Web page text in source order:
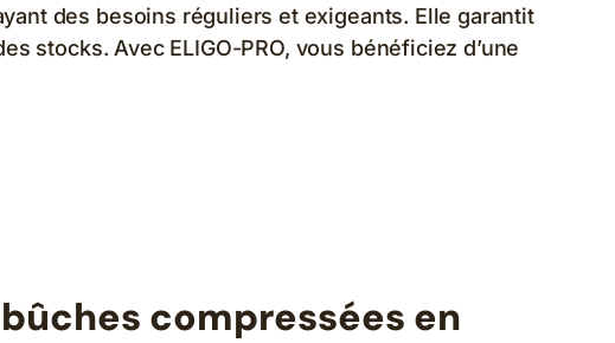
des besoins réguliers et exigeants. Elle garantit
stocks. Avec ELIGO-PRO, vous bénéficiez d’une
compressées en